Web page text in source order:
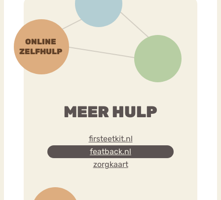
MEER HULP
firsteetkit.nl
featback.nl
zorgkaart